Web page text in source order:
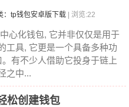
：tp钱包安卓版下载 | 浏览:22
心化钱包, 它并非仅仅是用于
工具, 它更是一个具备多种功
。有不少人借助它投身于链上
之中...
松创建钱包